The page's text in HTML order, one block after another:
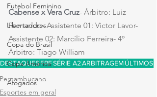
Futebol Feminino
Libertadores
Copa do Brasil
Copa América
Afogados
Cabense x Vera Cruz- Árbitro: Luiz
Fernando- Assistente 01: Victor Lavor-
Assistente 02: Marcílio Ferreira- 4º
Árbitro: Tiago William
DESTAQUESFPFSÉRIE A2ARBITRAGEMÚLTIMOS
Pernambucano
Esportes em geral